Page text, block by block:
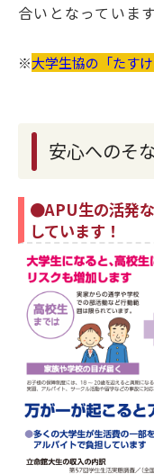
合いとなっています
※大学生協の「たす
安心へのそ
●APU生の活発
しています！